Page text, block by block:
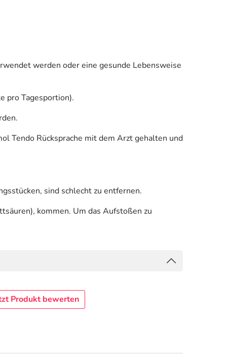
werden oder eine gesunde Lebensweise
pro Tagesportion).
Tendo Rücksprache mit dem Arzt gehalten und
sind schlecht zu entfernen.
kommen. Um das Aufstoßen zu
Produkt bewerten